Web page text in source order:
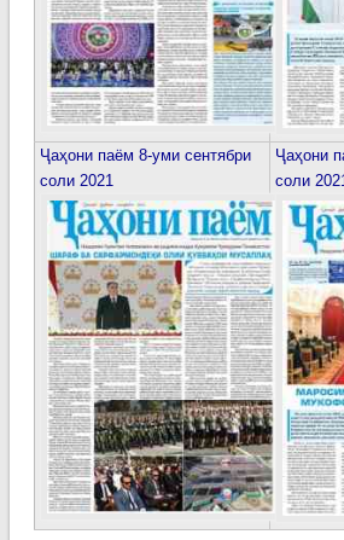
Ҷаҳони паём 8-уми сентябри
соли 2021
Ҷаҳони
соли